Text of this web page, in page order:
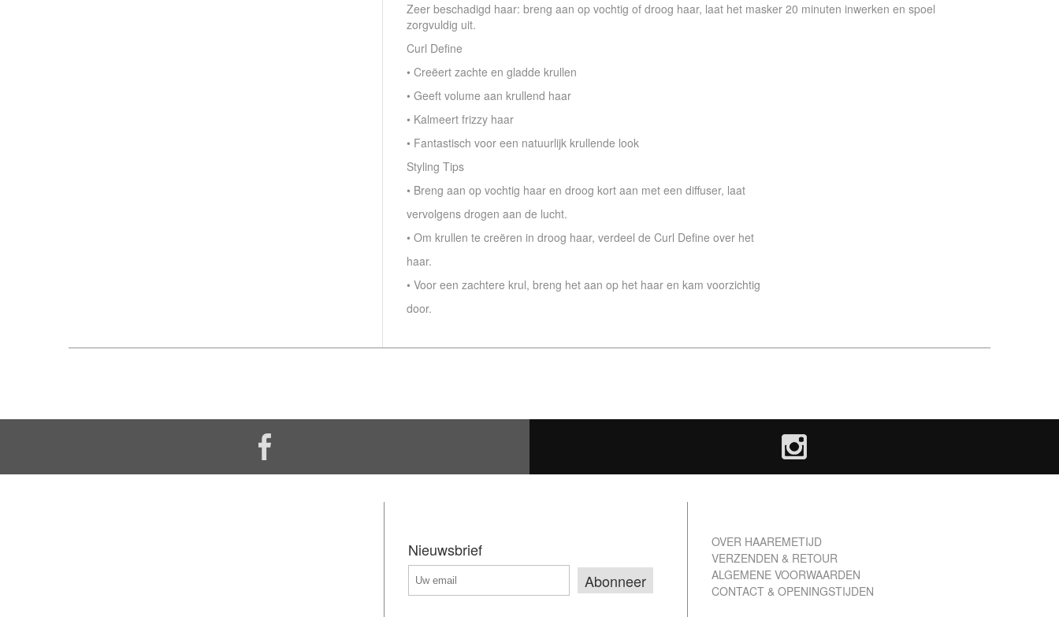
Zeer beschadigd haar: breng aan op vochtig of droog haar, laat het masker 20 minuten inwerken en spoel
zorgvuldig uit.
Curl Define
• Creëert zachte en gladde krullen
• Geeft volume aan krullend haar
• Kalmeert frizzy haar
• Fantastisch voor een natuurlijk krullende look
Styling Tips
• Breng aan op vochtig haar en droog kort aan met een diffuser, laat
vervolgens drogen aan de lucht.
• Om krullen te creëren in droog haar, verdeel de Curl Define over het
haar.
• Voor een zachtere krul, breng het aan op het haar en kam voorzichtig
door.
Nieuwsbrief
OVER HAAREMETIJD
VERZENDEN & RETOUR
ALGEMENE VOORWAARDEN
CONTACT & OPENINGSTIJDEN